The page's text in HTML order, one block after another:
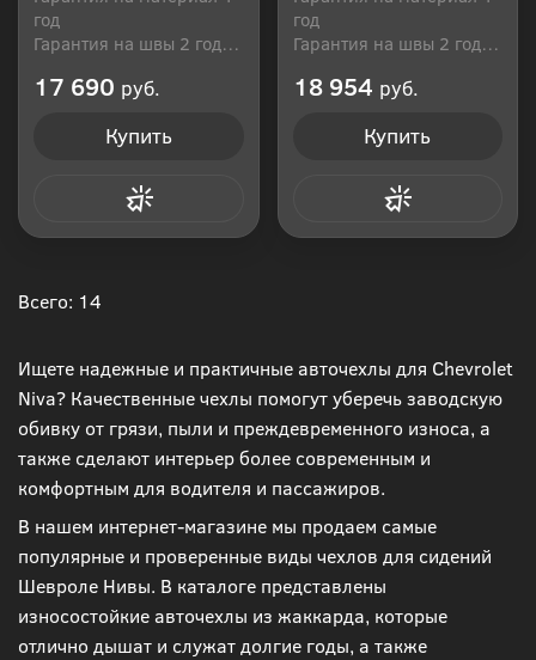
год
Гарантия на швы 2 года
17 690 руб.
Купить
год
Гарантия на швы 2 года
18 954 руб.
Купить
Всего: 14
Ищете надежные и практичные авточехлы для Chevrolet
Niva? Качественные чехлы помогут уберечь заводскую
обивку от грязи, пыли и преждевременного износа, а
также сделают интерьер более современным и
комфортным для водителя и пассажиров.
В нашем интернет-магазине мы продаем самые
популярные и проверенные виды чехлов для сидений
Шевроле Нивы. В каталоге представлены
износостойкие авточехлы из жаккарда, которые
отлично дышат и служат долгие годы, а также